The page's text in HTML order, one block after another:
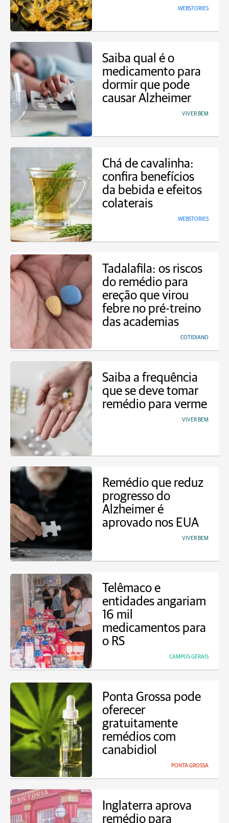
WEBSTORIES
Saiba qual é o
medicamento para
dormir que pode
causar Alzheimer
VIVER BEM
Chá de cavalinha:
confira benefícios
da bebida e efeitos
colaterais
WEBSTORIES
Tadalafila: os riscos
do remédio para
ereção que virou
febre no pré-treino
das academias
COTIDIANO
Saiba a frequência
que se deve tomar
remédio para verme
VIVER BEM
Remédio que reduz
progresso do
Alzheimer é
aprovado nos EUA
VIVER BEM
Telêmaco e
entidades angariam
16 mil
medicamentos para
o RS
CAMPOS GERAIS
Ponta Grossa pode
oferecer
gratuitamente
remédios com
canabidiol
PONTA GROSSA
Inglaterra aprova
remédio para